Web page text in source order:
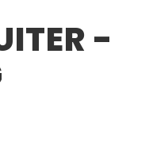
-